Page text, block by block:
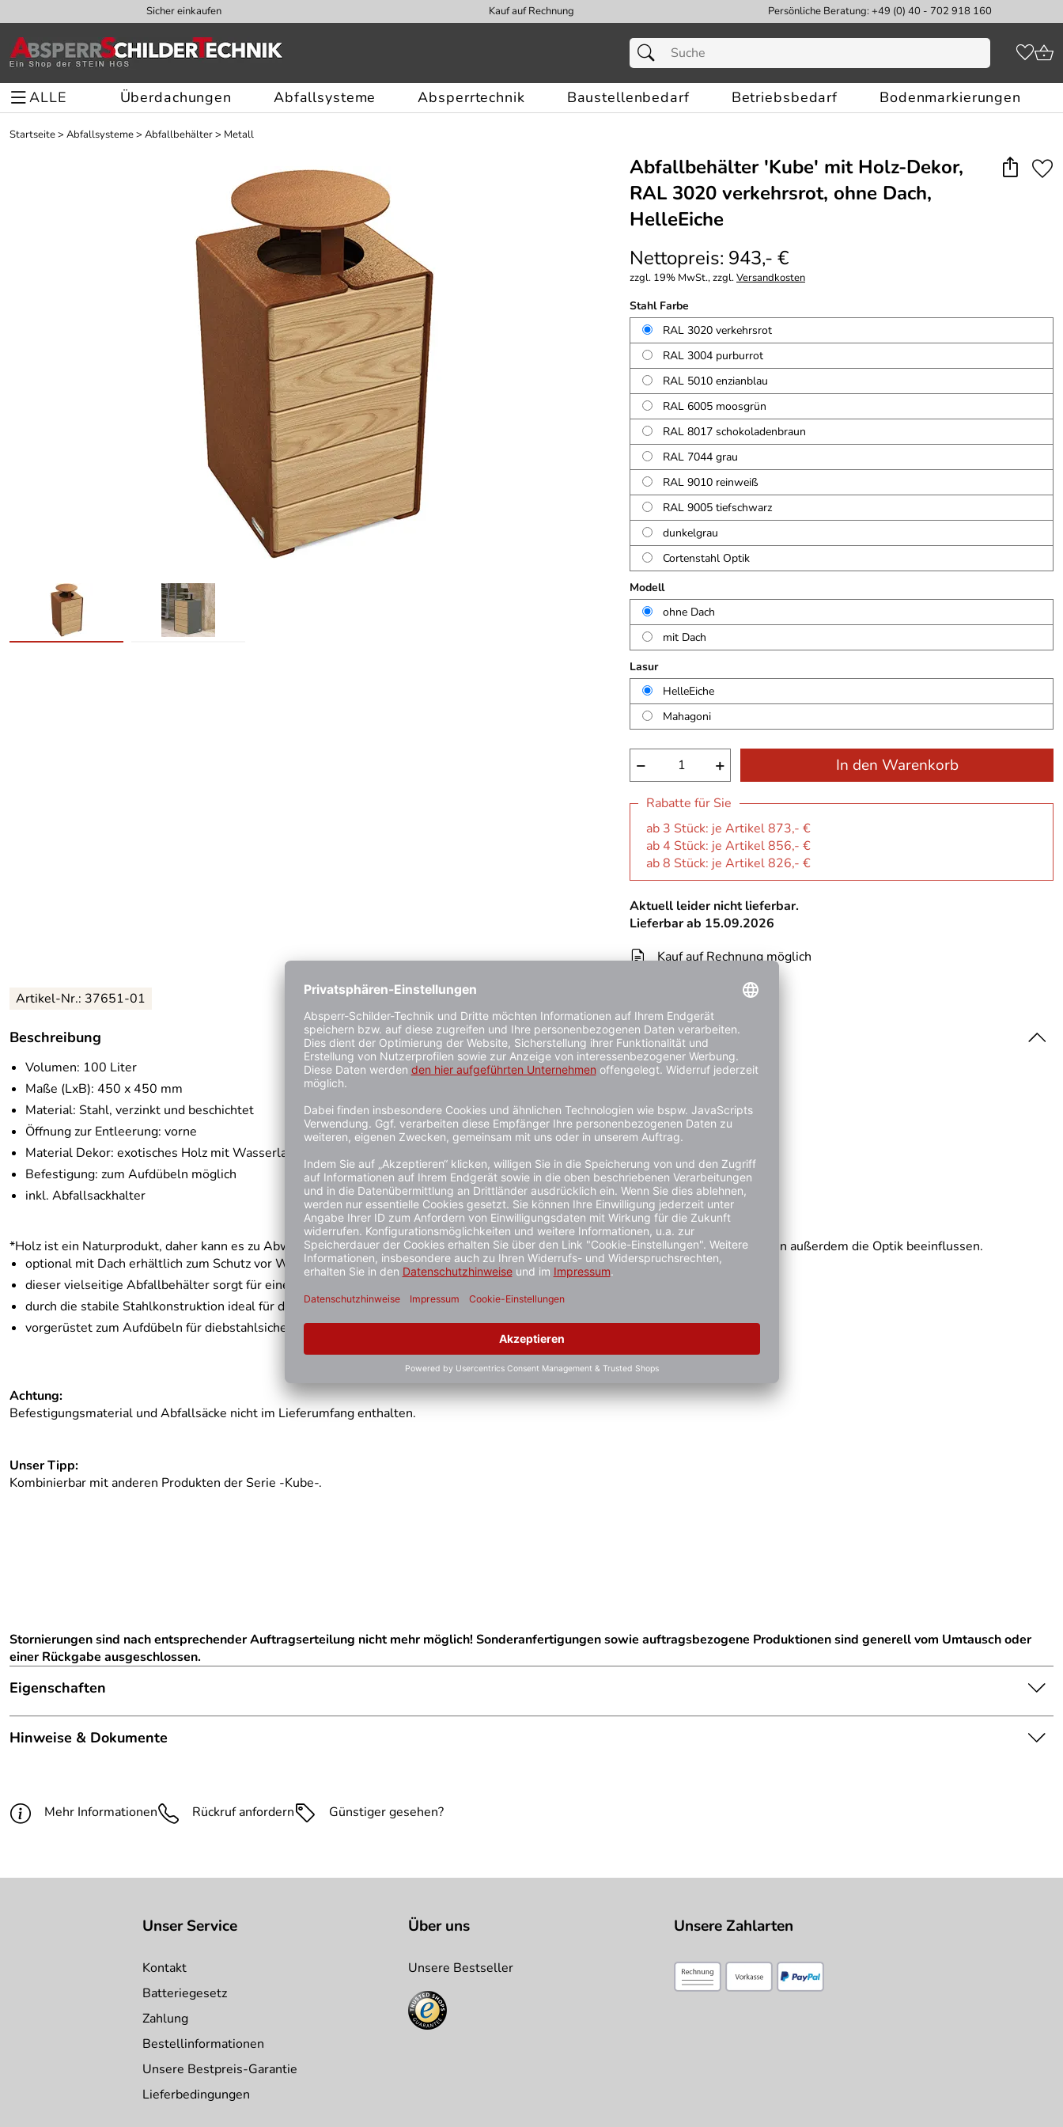
Sicher einkaufen Kauf auf Rechnung Persönliche Beratung: +49 (0) 40 - 702 918 160
ALLE Überdachungen Abfallsysteme Absperrtechnik Baustellenbedarf Betriebsbedarf Bodenmarkierungen
Startseite> Abfallsysteme> Abfallbehälter> Metall
Abfallbehälter 'Kube' mit Holz-Dekor,
RAL 3020 verkehrsrot, ohne Dach,
HelleEiche
Nettopreis: 943,- €
zzgl. 19% MwSt., zzgl.Versandkosten
Stahl Farbe
RAL 3020 verkehrsrot
RAL 3004 purburrot
RAL 5010 enzianblau
RAL 6005 moosgrün
RAL 8017 schokoladenbraun
RAL 7044 grau
RAL 9010 reinweiß
RAL 9005 tiefschwarz
dunkelgrau
Cortenstahl Optik
Modell
ohne Dach
mit Dach
Lasur
HelleEiche
Mahagoni
− + In den Warenkorb
Rabatte für Sie
ab 3 Stück: je Artikel 873,- €
ab 4 Stück: je Artikel 856,- €
ab 8 Stück: je Artikel 826,- €
Aktuell leider nicht lieferbar.
Lieferbar ab 15.09.2026
Kauf auf Rechnung möglich
Artikel-Nr.: 37651-01
Beschreibung
Volumen: 100 Liter
Maße (LxB): 450 x 450 mm
Material: Stahl, verzinkt und beschichtet
Öffnung zur Entleerung: vorne
Material Dekor: exotisches Holz mit Wasserlasur*
Befestigung: zum Aufdübeln möglich
inkl. Abfallsackhalter
*Holz ist ein Naturprodukt, daher kann es zu Abweichungen in Wuchs, Farbe und Struktur kommen. Eine nachträgliche Bewitterung kann außerdem die Optik beeinflussen.
optional mit Dach erhältlich zum Schutz vor Witterungseinflüssen
dieser vielseitige Abfallbehälter sorgt für einen modernen und repräsentativen Stil
durch die stabile Stahlkonstruktion ideal für die Aufstellung im öffentlichen Bereich
vorgerüstet zum Aufdübeln für diebstahlsichere Montage
Achtung:
Befestigungsmaterial und Abfallsäcke nicht im Lieferumfang enthalten.
Unser Tipp:
Kombinierbar mit anderen Produkten der Serie -Kube-.
Stornierungen sind nach entsprechender Auftragserteilung nicht mehr möglich! Sonderanfertigungen sowie auftragsbezogene Produktionen sind generell vom Umtausch oder
einer Rückgabe ausgeschlossen.
Eigenschaften
Modell:
Hinweise & Dokumente
PDF 2 RAL-Farbtöne (65kB)
Mehr Informationen Rückruf anfordern Günstiger gesehen?
Unser Service
Kontakt
Batteriegesetz
Zahlung
Bestellinformationen
Unsere Bestpreis-Garantie
Lieferbedingungen
Über uns
Unsere Bestseller
Unsere Zahlarten